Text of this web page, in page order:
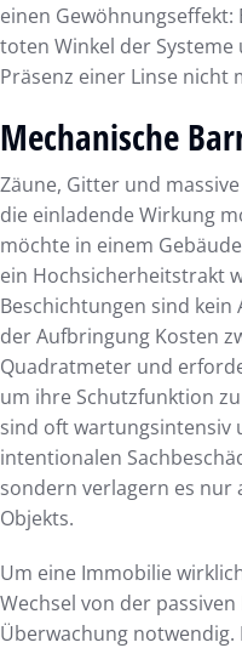
einen
toten Winkel der
Präsenz einer Linse nicht
Mechanische
Zäune, Gitter und
die einladende Wirkung
möchte in einem
ein Hochsicherheitstrakt
Beschichtungen sind
der Aufbringung Kosten
Quadratmeter und
um ihre Schutzfunktion
sind oft wartungsintensiv
intentionalen
sondern verlagern es nur
Objekts.
Um eine Immobilie
Wechsel von der
Überwachung